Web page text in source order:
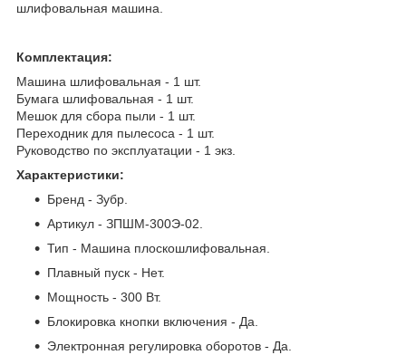
шлифовальная машина.
Комплектация:
Машина шлифовальная - 1 шт.
Бумага шлифовальная - 1 шт.
Мешок для сбора пыли - 1 шт.
Переходник для пылесоса - 1 шт.
Руководство по эксплуатации - 1 экз.
Характеристики:
Бренд - Зубр.
Артикул - ЗПШМ-300Э-02.
Тип - Машина плоскошлифовальная.
Плавный пуск - Нет.
Мощность - 300 Вт.
Блокировка кнопки включения - Да.
Электронная регулировка оборотов - Да.